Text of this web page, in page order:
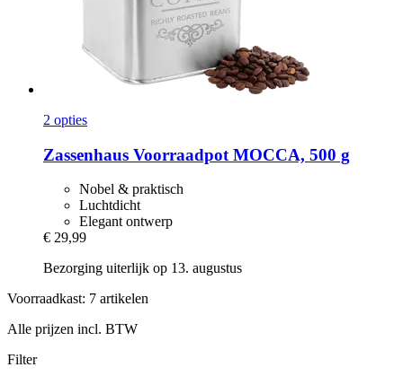
2 opties
Zassenhaus Voorraadpot MOCCA, 500 g
Nobel & praktisch
Luchtdicht
Elegant ontwerp
€ 29,99
Bezorging uiterlijk op 13. augustus
Voorraadkast: 7 artikelen
Alle prijzen incl. BTW
Filter